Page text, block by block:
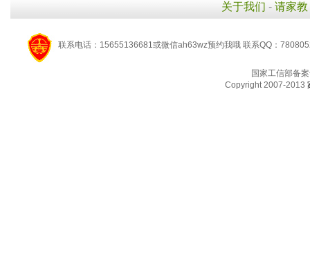
关于我们 - 请家教
联系电话：15655136681或微信ah63wz预约我哦 联系QQ：
国家工信部备
Copyright 2007-2013